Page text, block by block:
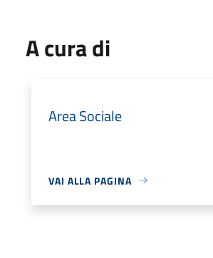
A cura di
Area Sociale
VAI ALLA PAGINA